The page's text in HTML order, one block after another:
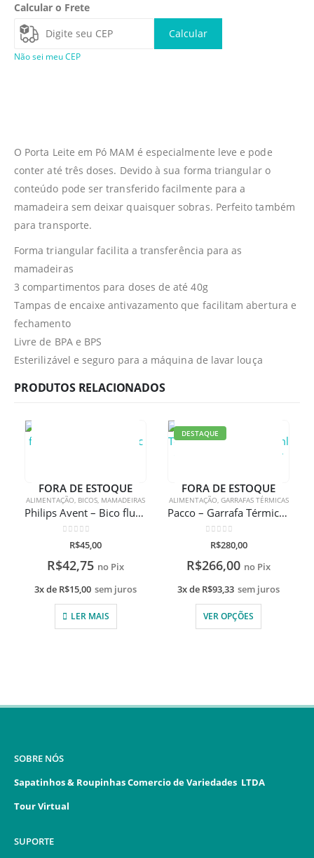
Calcular o Frete
Calcular
Não sei meu CEP
O Porta Leite em Pó MAM é especialmente leve e pode
conter até três doses. Devido à sua forma triangular o
conteúdo pode ser transferido facilmente para a
mamadeira sem deixar quaisquer sobras. Perfeito também
para transporte.
Forma triangular facilita a transferência para as
mamadeiras
3 compartimentos para doses de até 40g
Tampas de encaixe antivazamento que facilitam abertura e
fechamento
Livre de BPA e BPS
Esterilizável e seguro para a máquina de lavar louça
PRODUTOS RELACIONADOS
FORA DE ESTOQUE
ALIMENTAÇÃO, BICOS, MAMADEIRAS
Philips Avent – Bico fluxo variável anti- colic Classic
de 5
R$45,00
R$42,75 no Pix
3x de R$15,00 sem juros
LER MAIS
DESTAQUE
FORA DE ESTOQUE
ALIMENTAÇÃO, GARRAFAS TÉRMICAS
Pacco – Garrafa Térmica Hydra V2 650ml Com Gravação A Laser
de 5
R$280,00
R$266,00 no Pix
3x de R$93,33 sem juros
VER OPÇÕES
SOBRE NÓS
Sapatinhos & Roupinhas Comercio de Variedades LTDA
Tour Virtual
SUPORTE